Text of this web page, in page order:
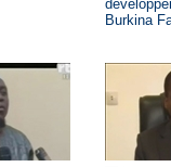
Burkina